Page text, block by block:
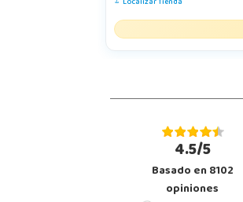
4.5/5
Basado en 8102
opiniones